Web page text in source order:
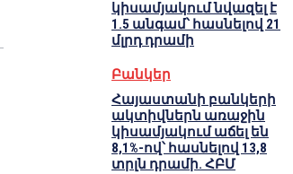
կիսամյակում նվազել է
1.5 անգամ՝ հասնելով 21
մլրդ դրամի
Բանկեր
Հայաստանի բանկերի
ակտիվներն առաջին
կիսամյակում աճել են
8,1%-ով՝ հասնելով 13,8
տրլն դրամի. ՀԲՄ